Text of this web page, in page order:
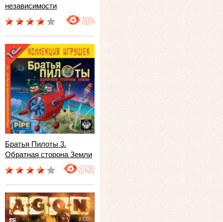
независимости
71074
Братья Пилоты 3.
Обратная сторона Земли
37430